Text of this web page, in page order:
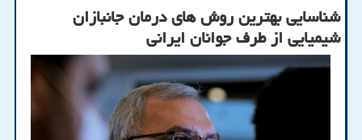
شناسایی بهترین روش های درمان جانبازان
شیمیایی از طرف جوانان ایرانی